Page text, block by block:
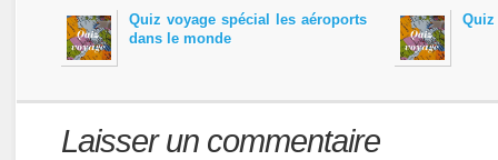
Quiz voyage spécial les aéroports
dans le monde
Quiz
Laisser un commentaire